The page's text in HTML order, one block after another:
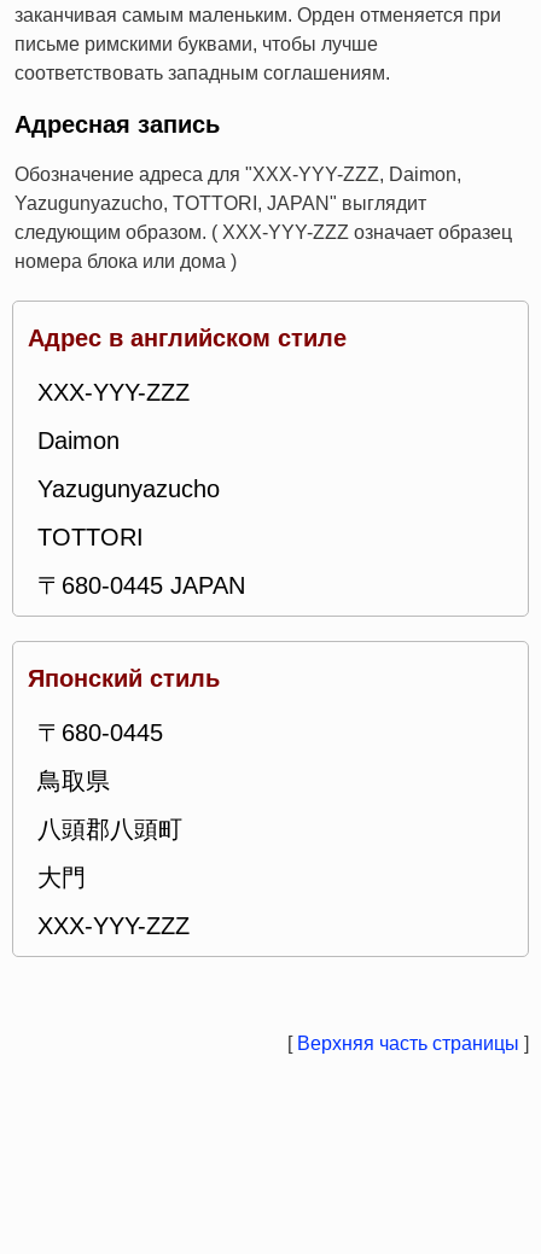
заканчивая самым маленьким. Орден отменяется при
письме римскими буквами, чтобы лучше
соответствовать западным соглашениям.
Адресная запись
Обозначение адреса для "XXX-YYY-ZZZ, Daimon,
Yazugunyazucho, TOTTORI, JAPAN" выглядит
следующим образом. ( XXX-YYY-ZZZ означает образец
номера блока или дома )
Адрес в английском стиле
XXX-YYY-ZZZ
Daimon
Yazugunyazucho
TOTTORI
〒680-0445 JAPAN
Японский стиль
〒680-0445
鳥取県
八頭郡八頭町
大門
XXX-YYY-ZZZ
[ Верхняя часть страницы ]